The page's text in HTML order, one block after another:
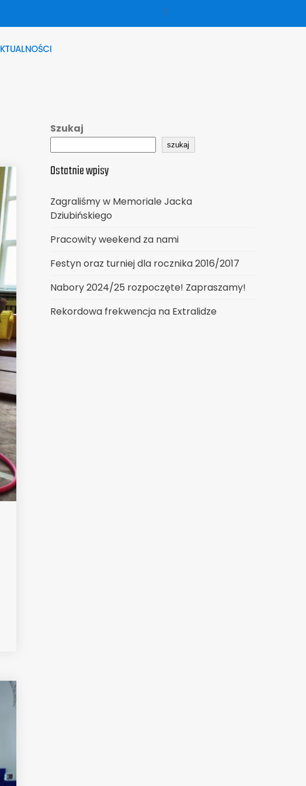
Szukaj
szukaj
Ostatnie wpisy
Zagraliśmy w Memoriale Jacka
Dziubińskiego
Pracowity weekend za nami
Festyn oraz turniej dla rocznika 2016/2017
Nabory 2024/25 rozpoczęte! Zapraszamy!
Rekordowa frekwencja na Extralidze